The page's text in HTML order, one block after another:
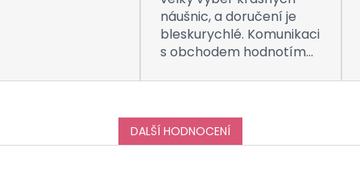
náušnic, a doručení je
bleskurychlé. Komunikaci
s obchodem hodnotím
za vše, a určitě se k vám
:-)
DALŠÍ HODNOCENÍ